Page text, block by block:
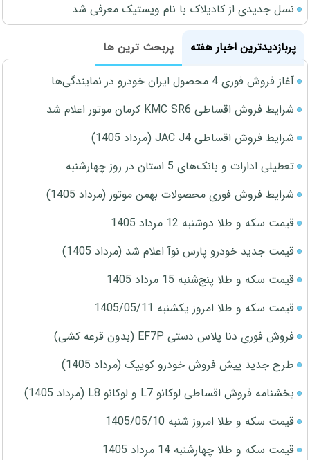
نسل جدیدی از کادیلاک با نام ویستیک معرفی شد
پربازدیدترین اخبار هفته
پربحث ترین ها
آغاز فروش فوری 4 محصول ایران خودرو در نمایندگی‌ها
شرایط فروش اقساطی KMC SR6 کرمان موتور اعلام شد
شرایط فروش اقساطی JAC J4 (مرداد 1405)
تعطیلی ادارات و بانک‌های 5 استان در روز چهارشنبه
شرایط فروش فوری محصولات بهمن موتور (مرداد 1405)
قیمت سکه و طلا دوشنبه 12 مرداد 1405
قیمت جدید خودرو پارس نوآ اعلام شد (مرداد 1405)
قیمت سکه و طلا پنج‌شنبه 15 مرداد 1405
قیمت سکه و طلا امروز یکشنبه 1405/05/11
فروش فوری دنا پلاس دستی EF7P (بدون قرعه کشی)
طرح جدید پیش فروش خودرو کوییک (مرداد 1405)
بخشنامه فروش اقساطی لوکانو L7 و لوکانو L8 (مرداد 1405)
قیمت سکه و طلا امروز شنبه 1405/05/10
قیمت سکه و طلا چهارشنبه 14 مرداد 1405